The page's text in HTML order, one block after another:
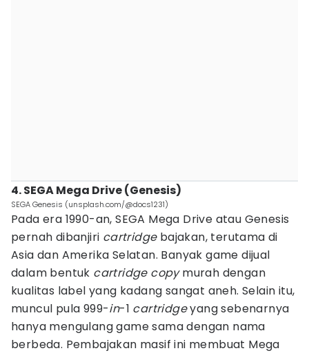
4. SEGA Mega Drive (Genesis)
SEGA Genesis (unsplash.com/@docs1231)
Pada era 1990-an, SEGA Mega Drive atau Genesis
pernah dibanjiri cartridgebajakan, terutama di
Asia dan Amerika Selatan. Banyak game dijual
dalam bentuk cartridge copymurah dengan
kualitas label yang kadang sangat aneh. Selain itu,
muncul pula 999-in-1 cartridgeyang sebenarnya
hanya mengulang game sama dengan nama
berbeda. Pembajakan masif ini membuat Mega